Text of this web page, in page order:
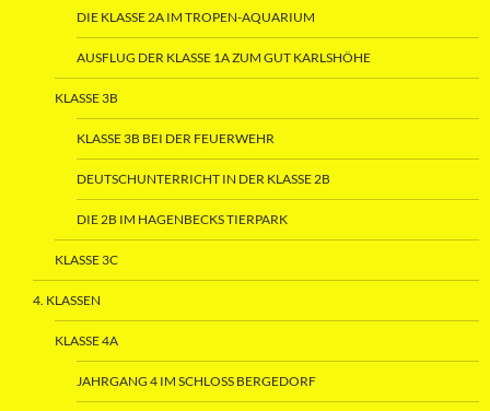
DIE KLASSE 2A IM TROPEN-AQUARIUM
AUSFLUG DER KLASSE 1A ZUM GUT KARLSHÖHE
KLASSE 3B
KLASSE 3B BEI DER FEUERWEHR
DEUTSCHUNTERRICHT IN DER KLASSE 2B
DIE 2B IM HAGENBECKS TIERPARK
KLASSE 3C
4. KLASSEN
KLASSE 4A
JAHRGANG 4 IM SCHLOSS BERGEDORF